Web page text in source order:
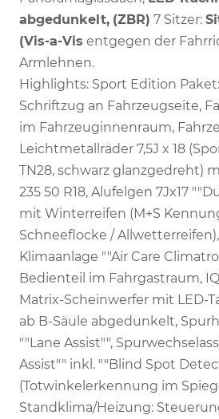
abgedunkelt, (ZBR) 7 Sitzer:
(Vis-a-Vis entgegen der
Armlehnen.
Highlights: Sport Edition
Schriftzug an Fahrzeugseite,
im Fahrzeuginnenraum,
Leichtmetallräder 7,5J x 18
TN28, schwarz glanzgedreht)
235 50 R18, Alufelgen 7Jx17
mit Winterreifen (M+S
Schneeflocke /
Klimaanlage ""Air Care
Bedienteil im Fahrgastraum,
Matrix-Scheinwerfer mit LED-
ab B-Säule abgedunkelt,
""Lane Assist"",
Assist"" inkl. ""Blind Spot
(Totwinkelerkennung im
Standklima/Heizung: